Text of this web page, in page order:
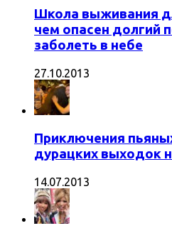
Школа выживания
чем опасен долгий
заболеть в небе
27.10.2013
Приключения
дурацких выходок
14.07.2013